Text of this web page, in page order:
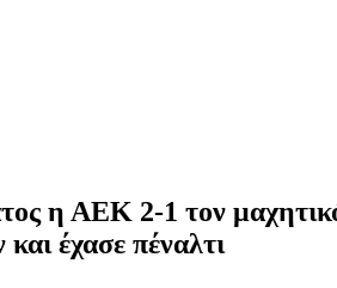
η ΑΕΚ 2-1 τον
έχασε πέναλτι